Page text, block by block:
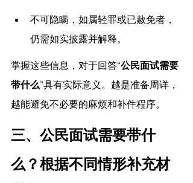
不可隐瞒，如属轻罪或已赦免者，
仍需如实披露并解释。
掌握这些信息，对于回答“公民面试需要
带什么”具有实际意义。越是准备周详，
越能避免不必要的麻烦和补件程序。
三、公民面试需要带什
么？根据不同情形补充材